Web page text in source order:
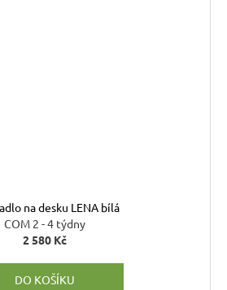
na desku LENA bílá
COM 2 - 4 týdny
2 580 Kč
DO KOŠÍKU